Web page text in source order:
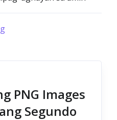
PNG Images
Segundo